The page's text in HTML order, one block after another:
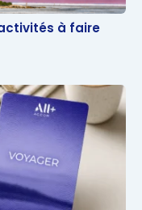
à faire
à faire